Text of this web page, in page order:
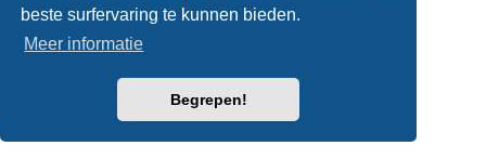
beste surfervaring te kunnen bieden.
Meer informatie
Begrepen!